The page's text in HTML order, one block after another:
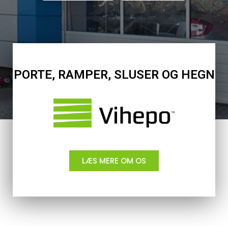
PORTE, RAMPER, SLUSER OG HEGN
LÆS MERE OM OS